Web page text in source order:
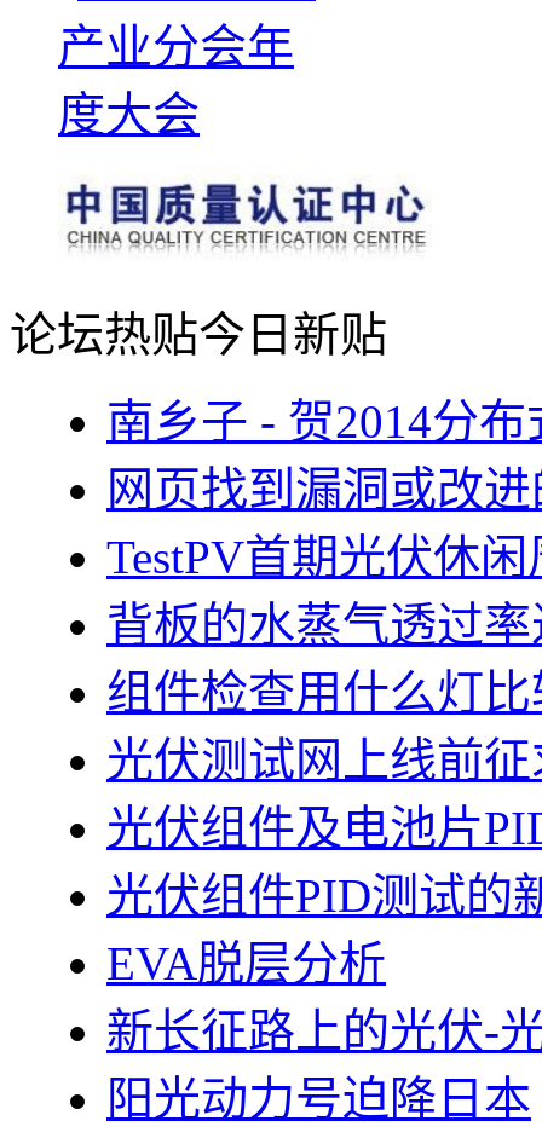
论坛热贴今日新贴
南乡子 - 贺2014分
网页找到漏洞或改
TestPV首期光伏休
背板的水蒸气透过
组件检查用什么灯
光伏测试网上线前
光伏组件及电池片
光伏组件PID测试的
EVA脱层分析
新长征路上的光伏-
阳光动力号迫降日本